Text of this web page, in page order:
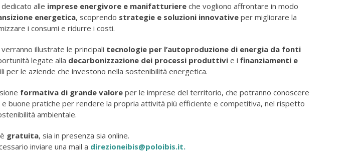
alle imprese energivore e manifatturiere che vogliono affrontare in modo
energetica, scoprendo strategie e soluzioni innovative per migliorare la
i consumi e ridurre i costi.
illustrate le principali tecnologie per l’autoproduzione di energia da fonti
legate alla decarbonizzazione dei processi produttivi e i finanziamenti e
per le aziende che investono nella sostenibilità energetica.
formativa di grande valore per le imprese del territorio, che potranno conoscere
buone pratiche per rendere la propria attività più efficiente e competitiva, nel rispetto
ambientale.
gratuita, sia in presenza sia online.
inviare una mail a direzioneibis@poloibis.it.